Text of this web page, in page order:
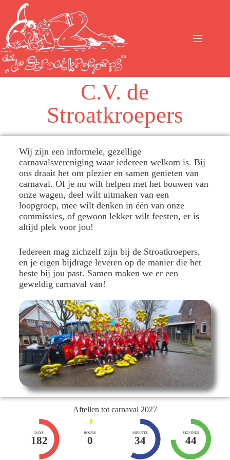
C.V. de
Stroatkroepers
Wij zijn een informele, gezellige
carnavalsvereniging waar iedereen welkom is. Bij
ons draait het om plezier en samen genieten van
carnaval. Of je nu wilt helpen met het bouwen van
onze wagen, deel wilt uitmaken van een
loopgroep, mee wilt denken in één van onze
commissies, of gewoon lekker wilt feesten, er is
altijd plek voor jou!
Iedereen mag zichzelf zijn bij de Stroatkroepers,
en je eigen bijdrage leveren op de manier die het
beste bij jou past. Samen maken we er een
geweldig carnaval van!
Aftellen tot carnaval 2027
DAYS
182
HOURS
0
MINUTES
34
SECONDS
44